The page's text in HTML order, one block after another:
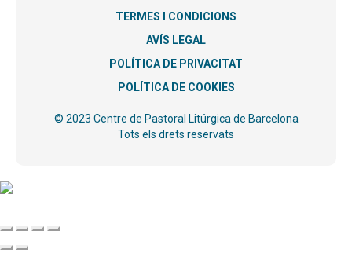
TERMES I CONDICIONS
AVÍS LEGAL
POLÍTICA DE PRIVACITAT
POLÍTICA DE COOKIES
© 2023 Centre de Pastoral Litúrgica de Barcelona
Tots els drets reservats